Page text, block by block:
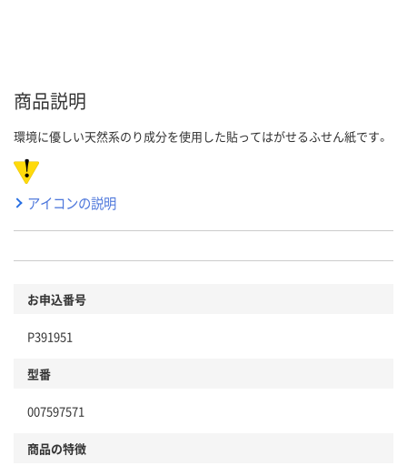
商品説明
環境に優しい天然系のり成分を使用した貼ってはがせるふせん紙です。
アイコンの説明
お申込番号
P391951
型番
007597571
商品の特徴